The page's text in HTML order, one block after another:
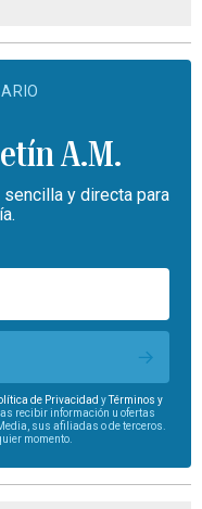
A.M.
y directa para
de Privacidad yTérminos y
recibir información u ofertas
sus afiliadas o de terceros.
momento.